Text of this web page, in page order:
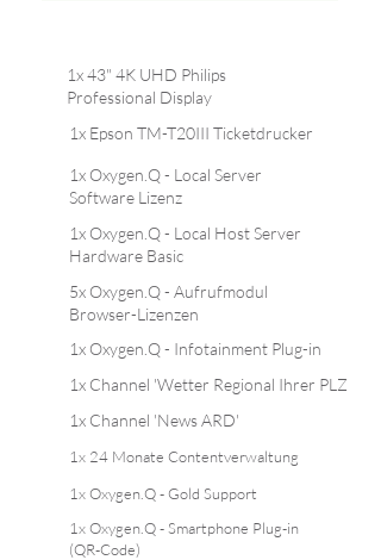
1x 43" 4K UHD Philips
Professional Display
1x Epson TM-T20III Ticketdrucker
1x Oxygen.Q - Local Server
Software Lizenz
1x Oxygen.Q - Local Host Server
Hardware Basic
5x Oxygen.Q - Aufrufmodul
Browser-Lizenzen
1x Oxygen.Q - Infotainment Plug-in
1x Channel 'Wetter Regional Ihrer PLZ
1x Channel 'News ARD'
1x 24 Monate Contentverwaltung
1x Oxygen.Q - Gold Support
1x Oxygen.Q - Smartphone Plug-in
(QR-Code)